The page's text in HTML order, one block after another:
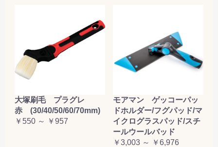
大塚刷毛 プラグレ
赤 (30/40/50/60/70mm)
￥550 ～ ￥957
モアマン ゲッコーパッ
ドホルダー/フグパッド/マ
イクログラスパッド/スチ
ールウールバッド
￥3,003 ～ ￥6,976